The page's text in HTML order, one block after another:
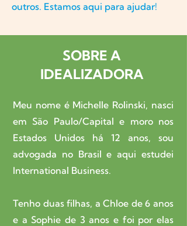
SOBRE A
IDEALIZADORA
Meu nome é Michelle Rolinski, nasci
em São Paulo/Capital e moro nos
Estados Unidos há 12 anos, sou
advogada no Brasil e aqui estudei
International Business.
Tenho duas filhas, a Chloe de 6 anos
e a Sophie de 3 anos e foi por elas
outros. Estamos aqui para ajudar!